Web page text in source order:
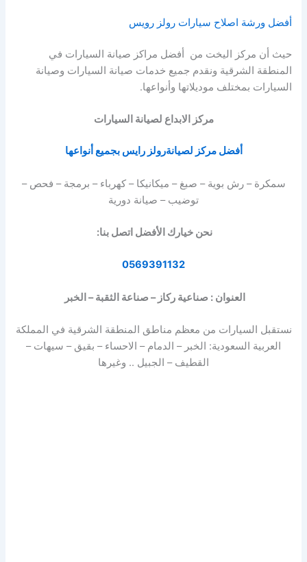
أفضل ورشة اصلاح سيارات رولز رويس
حيث أن مركز اليخت من أفضل مراكز صيانة السيارات في
المنطقة الشرقية ونقدم جميع خدمات صيانة السيارات وصيانة
السيارات بمختلف موديلاتها وأنواعها.
مركز الابداع لصيانة السيارات
أفضل مركز لصيانةرولز رايس بجميع أنواعها
سمكرة – رش بوية – صبغ – ميكانيكا – كهرباء – برمجة – فحص –
توضيب – صيانة دورية
نحن خيارك الأفضل اتصل بنا:
0569391132
العنوان : صناعية ركاز – صناعة الثقبة – الخبر
نستقبل السيارات من معظم مناطق المنطقة الشرقية في المملكة
العربية السعودية: الخبر – الدمام – الاحساء – بقيق – سيهات –
القطيف – الجبيل .. وغيرها